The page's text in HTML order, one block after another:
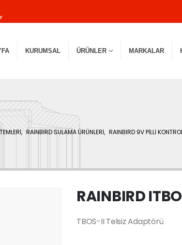
KURUMSAL ÜRÜNLER MARKALAR
, RAİNBİRD SULAMA ÜRÜNLERİ, RAINBIRD 9V PİLLİ
RAINBIRD
TBOS-II Telsiz Adaptörü